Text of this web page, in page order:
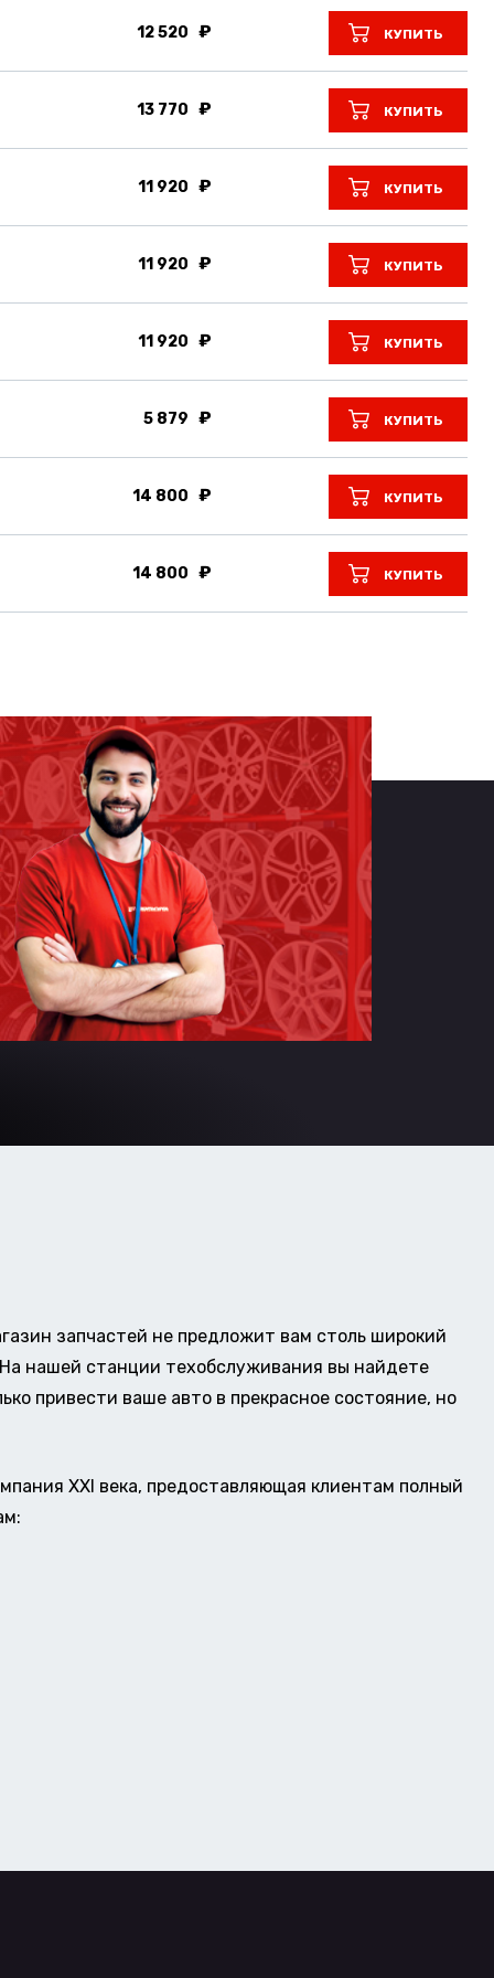
12 520 КУПИТЬ
13 770 КУПИТЬ
11 920 КУПИТЬ
11 920 КУПИТЬ
11 920 КУПИТЬ
5 879 КУПИТЬ
14 800 КУПИТЬ
14 800 КУПИТЬ
запчастей не предложит вам столь широкий
нашей станции техобслуживания вы найдете
привести ваше авто в прекрасное состояние, но
XXI века, предоставляющая клиентам полный